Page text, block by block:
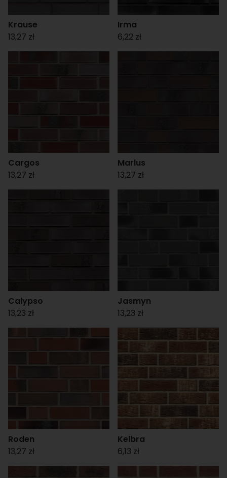
Krause
13,27 zł
Irma
6,22 zł
Cargos
13,27 zł
Marlus
13,27 zł
Calypso
13,23 zł
Jasmyn
13,23 zł
Roden
13,27 zł
Kelbra
6,13 zł